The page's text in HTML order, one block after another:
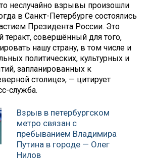
неслучайно взрывы произошли
в Санкт-Петербурге состоялись
Президента России. Это
теракт, совершённый для того,
нашу страну, в том числе и
политических, культурных и
запланированных к
столице», — цитирует
служба.
Взрыв в петербургском
метро связан с
пребыванием Владимира
Путина в городе — Олег
Нилов